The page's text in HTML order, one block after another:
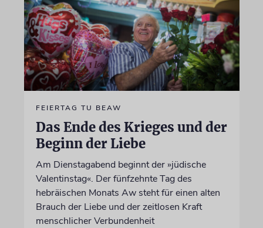
FEIERTAG TU BEAW
Das Ende des Krieges und der
Beginn der Liebe
Am Dienstagabend beginnt der »jüdische
Valentinstag«. Der fünfzehnte Tag des
hebräischen Monats Aw steht für einen alten
Brauch der Liebe und der zeitlosen Kraft
menschlicher Verbundenheit